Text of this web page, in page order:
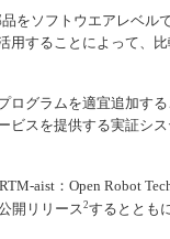
をソフトウエアレベル
用することによって、
ログラムを適宜追加す
ビスを提供する実証シス
aist：Open Robot
開リリース2するととも